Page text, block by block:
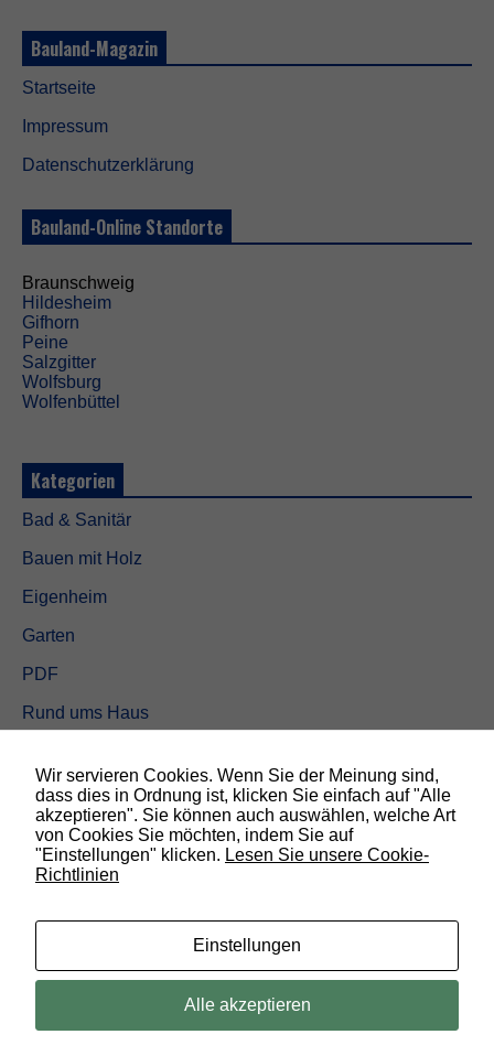
Bauland-Magazin
Startseite
Impressum
Datenschutzerklärung
Bauland-Online Standorte
Braunschweig
Hildesheim
Gifhorn
Peine
Salzgitter
Wolfsburg
Wolfenbüttel
Kategorien
Bad & Sanitär
Bauen mit Holz
Eigenheim
Garten
PDF
Rund ums Haus
Sicherheit
SUCHEN
© 2019 Bauland Magazin Braunschweig, Peine & Wolfsburg. All rights
Wir servieren Cookies. Wenn Sie der Meinung sind,
dass dies in Ordnung ist, klicken Sie einfach auf "Alle
akzeptieren". Sie können auch auswählen, welche Art
von Cookies Sie möchten, indem Sie auf
"Einstellungen" klicken. Lesen Sie unsere Cookie-
Richtlinien
Einstellungen
Alle akzeptieren
e
n
i
g